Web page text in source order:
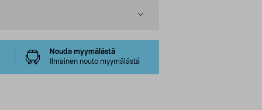
Nouda myymälästä
Ilmainen nouto myymälästä